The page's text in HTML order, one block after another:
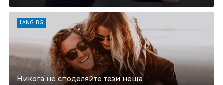
LANG-BG
Никога не споделяйте тези неща